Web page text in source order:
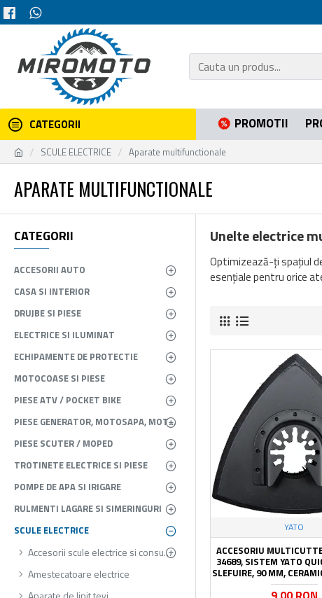
CATEGORII PROMOTII
SCULE ELECTRICE Aparate multifunctionale
APARATE MULTIFUNCTIONALE
CATEGORII
ACCESORII AUTO
CASA SI INTERIOR
DRUJBE SI PIESE
ELECTRICE SI ILUMINAT
ECHIPAMENTE DE PROTECTIE
MOTOCOASE SI PIESE
PIESE ATV / POCKET BIKE
PIESE GENERATOR, MOTOSAPA, MOTOPOMPA, ATOMIZOR
PIESE SCUTER / MOPED
TROTINETE ELECTRICE SI PIESE
POMPE DE APA SI IRIGARE
RULMENTI LAGARE SI SIMERINGURI
SCULE ELECTRICE
Accesorii scule electrice si consumabile
Amestecatoare electrice
Unelte electrice
Optimizează-ți spațiul
esențiale pentru orice
YATO
ACCESORIU
34689, SISTEM YATO
SLEFUIRE, 90 MM,